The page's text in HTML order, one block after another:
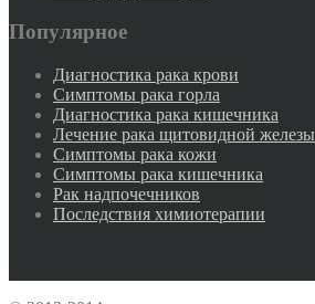
Популярное
Диагностика рака крови
Симптомы рака горла
Диагностика рака кишечника
Лечение рака щитовидной железы
Симптомы рака кожи
Симптомы рака кишечника
Рак надпочечников
Последствия химиотерапии